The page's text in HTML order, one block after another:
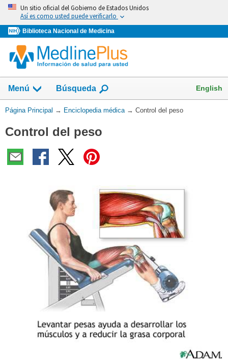
Omita
vaya
al
Contenido
Un sitio oficial del Gobierno de Estados Unidos
Así es como usted puede verificarlo
Biblioteca Nacional de Medicina
Menú Búsqueda English
Usted
aquí:
Página Principal → Enciclopedia médica → Control del peso
Control del peso